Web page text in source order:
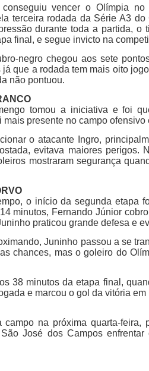
vencer o Olímpia
terceira rodada da Série A3
durante toda a partida,
final, e segue invicto na
negro chegou aos sete
que a rodada tem mais oito
não pontuou.
tomou a iniciativa e foi
mais presente no campo
o atacante Ingro,
evitava maiores perigos.
mostraram segurança
o início da segunda etapa
minutos, Fernando Júnior
praticou grande defesa e
Juninho passou a se
chances, mas o goleiro do
38 minutos da etapa final,
e marcou o gol da vitória
na próxima quarta-
José dos Campos